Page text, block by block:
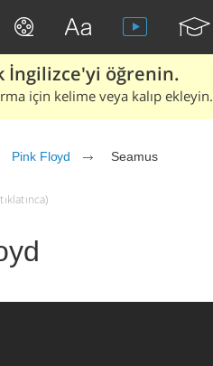
İngilizce'yi öğrenin.
için kelime veya kalıp ekleyin.
Pink Floyd Seamus